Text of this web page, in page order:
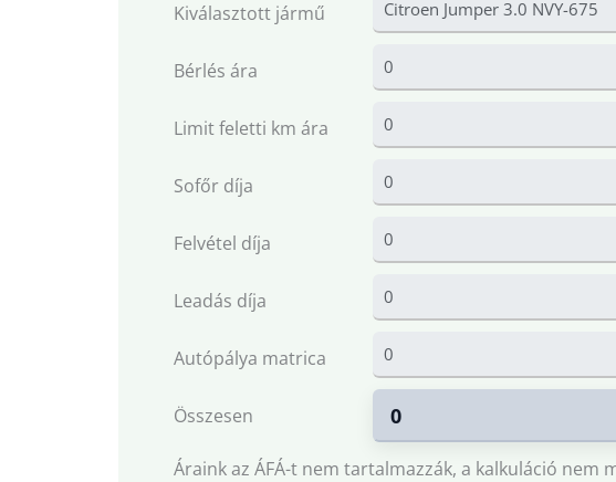
Kiválasztott jármű
Bérlés ára
Limit feletti km ára
Sofőr díja
Felvétel díja
Leadás díja
Autópálya matrica
Összesen
Áraink az ÁFÁ-t nem tartalmazzák, a kalkuláció